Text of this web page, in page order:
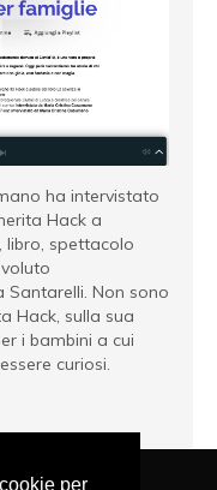
per
ha intervistato
Hack a
libro, spettacolo
Non sono
Hack, sulla sua
i bambini a cui
curiosi.